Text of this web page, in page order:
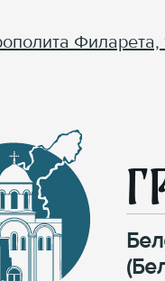
Филарета,